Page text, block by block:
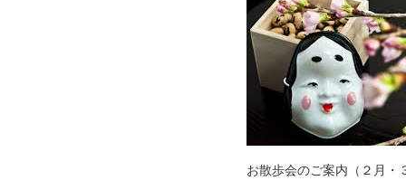
お散歩会のご案内（２月・